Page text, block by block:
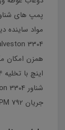
پمپ های
جریان 792 GPM و با 30 اسب بخار انتقال می دهند.